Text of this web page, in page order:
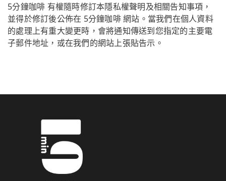
5分鐘咖啡 有權隨時修訂本隱私權聲明及相關告知事項，
並得於修訂後公佈在 5分鐘咖啡 網站。當我們在個人資料
的處理上有重大變更時，會將通知傳送到您指定的主要電
子郵件地址，或在我們的網站上張貼告示。